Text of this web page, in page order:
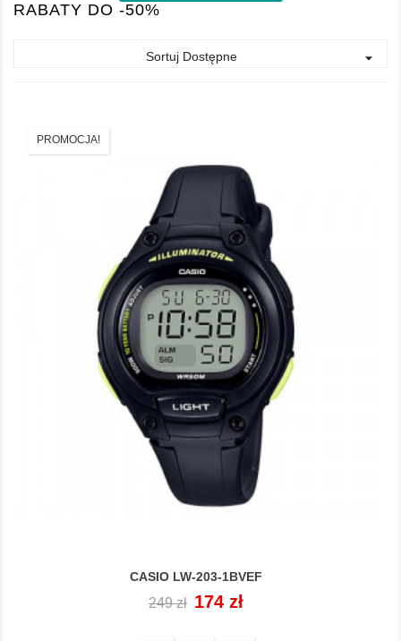
RABATY DO -50%
Sortuj Dostępne 
PROMOCJA!
CASIO LW-203-1BVEF
Cena
249 zł Cena
174 zł